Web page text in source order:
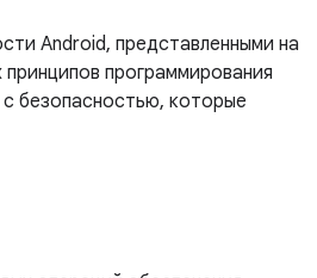
Android, представленными на
программирования
безопасностью, которые